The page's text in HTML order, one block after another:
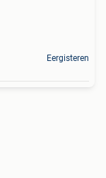
Eergisteren